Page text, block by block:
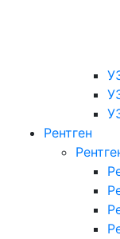
Рентген